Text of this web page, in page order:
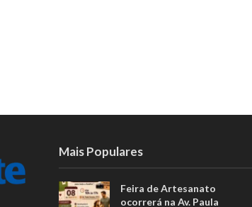
Mais Populares
Feira de Artesanato
ocorrerá na Av. Paula